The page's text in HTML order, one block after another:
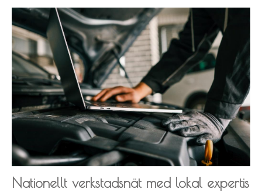
Nationellt verkstadsnät med lokal expertis